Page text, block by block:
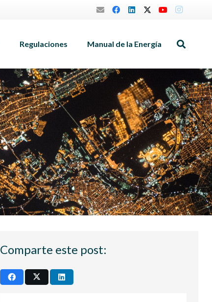
Regulaciones Manual de la Energía
Comparte este post: